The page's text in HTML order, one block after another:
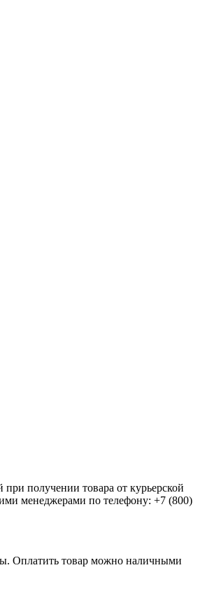
получении товара от курьерской
менеджерами по телефону: +7 (800)
Оплатить товар можно наличными